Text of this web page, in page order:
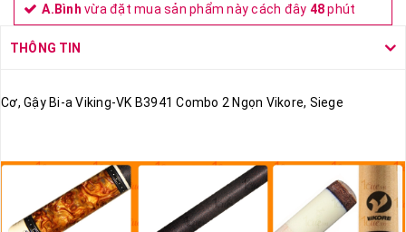
A.Bình vừa đặt mua sản phẩm này cách đây 48phút
THÔNG TIN
Cơ, Gậy Bi-a Viking-VK B3941 Combo 2 Ngọn Vikore, Siege